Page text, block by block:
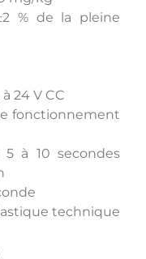
% de la pleine
24 V CC
fonctionnement
à 10 secondes
technique